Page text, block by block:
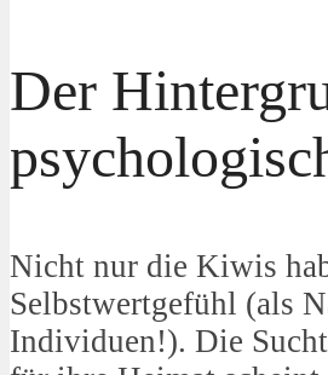
Der
Nicht nur die Kiwis
Selbstwertgefühl (als
Individuen!). Die